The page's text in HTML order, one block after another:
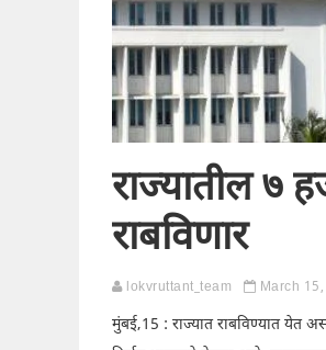
राज्यातील ७
राबविणार
lokvruttant_team March
मुंबई,15 : राज्यात राबविण्यात येत